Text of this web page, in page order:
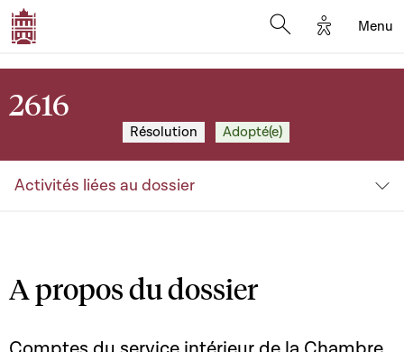
Options
Menu
2616
Résolution Adopté(e)
Activités liées au dossier
A propos du dossier